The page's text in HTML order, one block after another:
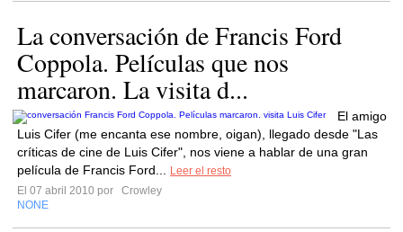
La conversación de Francis Ford
Coppola. Películas que nos
marcaron. La visita d...
El amigo
Luis Cifer (me encanta ese nombre, oigan), llegado desde "Las
críticas de cine de Luis Cifer", nos viene a hablar de una gran
película de Francis Ford...
Leer el resto
El 07 abril 2010 por
Crowley
NONE